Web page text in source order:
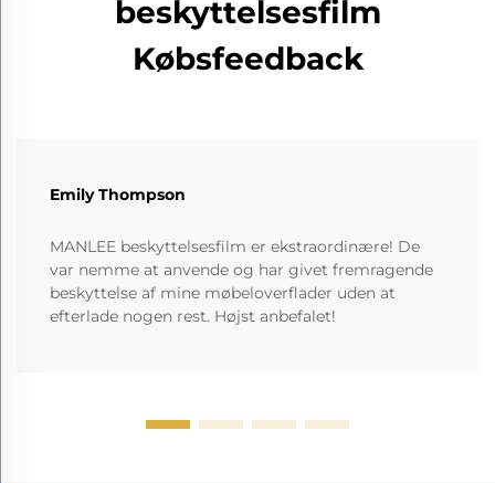
beskyttelsesfilm
Købsfeedback
Emily Thompson
MANLEE beskyttelsesfilm er ekstraordinære! De
var nemme at anvende og har givet fremragende
beskyttelse af mine møbeloverflader uden at
efterlade nogen rest. Højst anbefalet!